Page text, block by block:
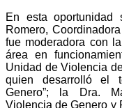
En esta oportunidad
Romero,
fue moderadora con
área en
Unidad de Violencia
quien desarrolló el
Genero”; la Dra.
Violencia de Genero y